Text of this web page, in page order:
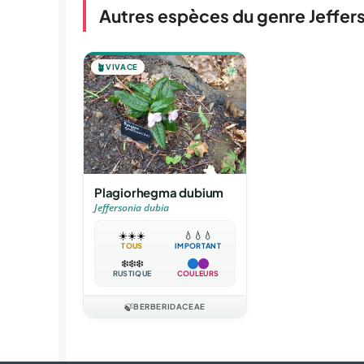
Autres espèces du genre
🪴VIVACE
Plagiorhegma dubium
Jeffersonia dubia
☀️☀️☀️
TOUS
💧 💧 💧
IMPORTANT
❄️❄️❄️
RUSTIQUE COULEURS
🍃BERBERIDACEAE